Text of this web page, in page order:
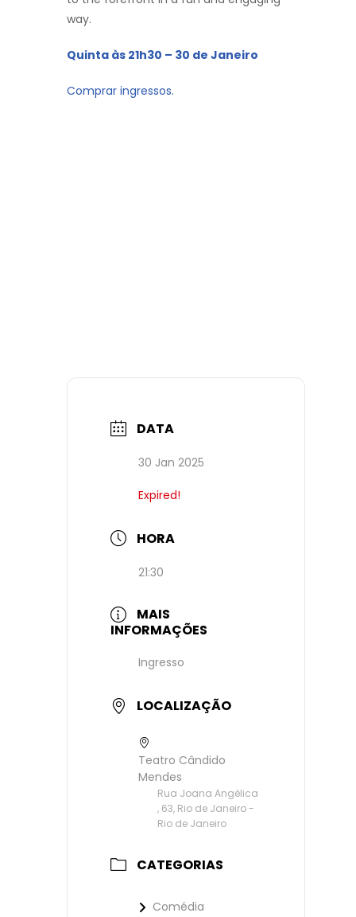
way.
Quinta às 21h30 – 30 de Janeiro
Comprar ingressos.
DATA
30 Jan 2025
Expired!
HORA
21:30
MAIS
INFORMAÇÕES
Ingresso
LOCALIZAÇÃO
Teatro Cândido
Mendes
Rua Joana Angélica
, 63, Rio de Janeiro -
Rio de Janeiro
CATEGORIAS
Comédia